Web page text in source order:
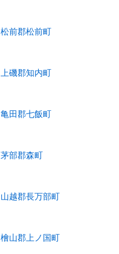
松前郡松前町
上磯郡知内町
亀田郡七飯町
茅部郡森町
山越郡長万部町
檜山郡上ノ国町